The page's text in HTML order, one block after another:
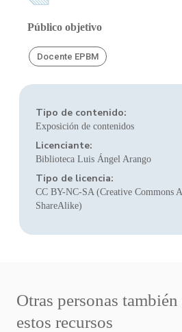
Público objetivo
Docente EPBM
Tipo de contenido:
Exposición de contenidos
Licenciante:
Biblioteca Luis Ángel Arango
Tipo de licencia:
CC BY-NC-SA (Creative Commons
ShareAlike)
Otras personas
estos recursos